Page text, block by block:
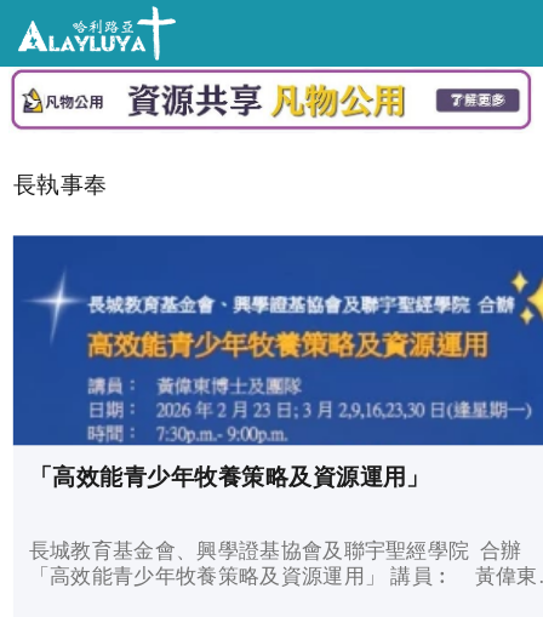
長執事奉
「高效能青少年牧養策略及資源運用」
長城教育基金會、興學證基協會及聯宇聖經學院 合辦
「高效能青少年牧養策略及資源運用」 講員︰ 黃偉東